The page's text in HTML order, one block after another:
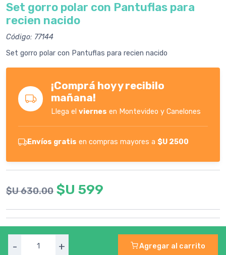
Set gorro polar con Pantuflas para
recien nacido
Código: 77144
Set gorro polar con Pantuflas para recien nacido
¡Comprá hoy y recibilo
mañana!
Llega elviernes en Montevideo y Canelones
Envíos gratis en compras mayores a $U 2500
$U 630.00 $U 599
- + Agregar al carrito